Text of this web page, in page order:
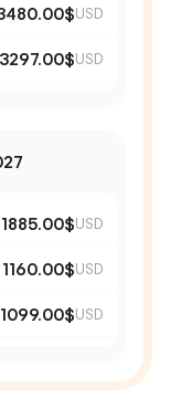
USD
3297.00$USD
1885.00$USD
1160.00$USD
1099.00$USD